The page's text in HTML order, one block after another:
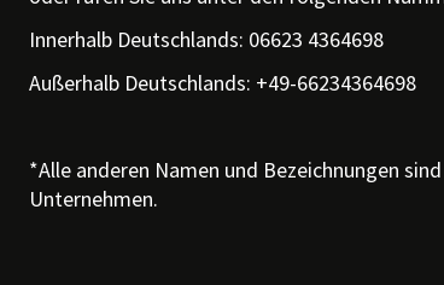
Innerhalb Deutschlands: 06623 4364698
Außerhalb Deutschlands: +49-66234364698
*Alle anderen Namen und Bezeichnungen
Unternehmen.